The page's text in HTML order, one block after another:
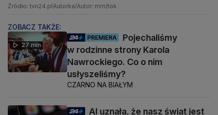
Źródło: tvn24.plAutorka/Autor: mm/tok
ZOBACZ TAKŻE:
27 min
PREMIERA
Pojechaliśmy
w rodzinne strony Karola
Nawrockiego. Co o nim
usłyszeliśmy?
CZARNO NA BIAŁYM
AI uznała, że nasz świat jest